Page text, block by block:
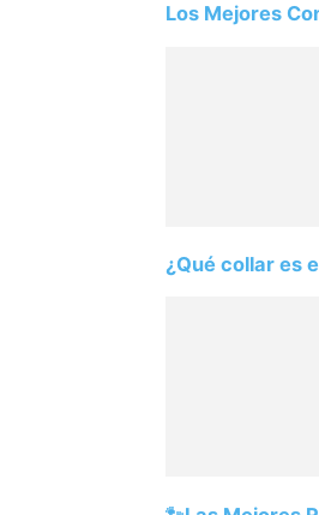
Los Mejores
¿Qué collar es